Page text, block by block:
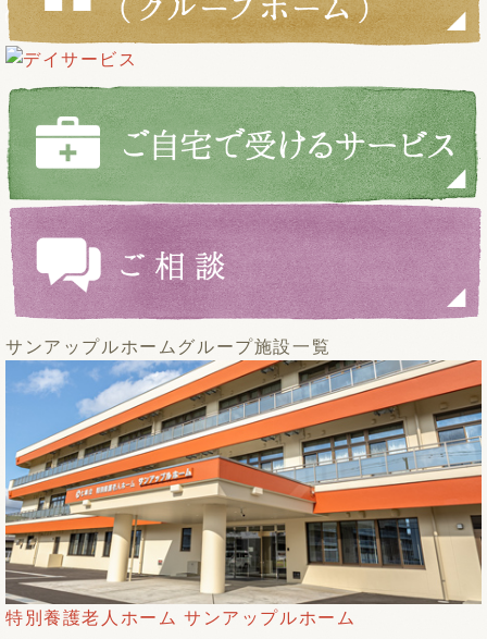
サンアップルホームグループ施設一覧
特別養護老人ホーム サンアップルホーム